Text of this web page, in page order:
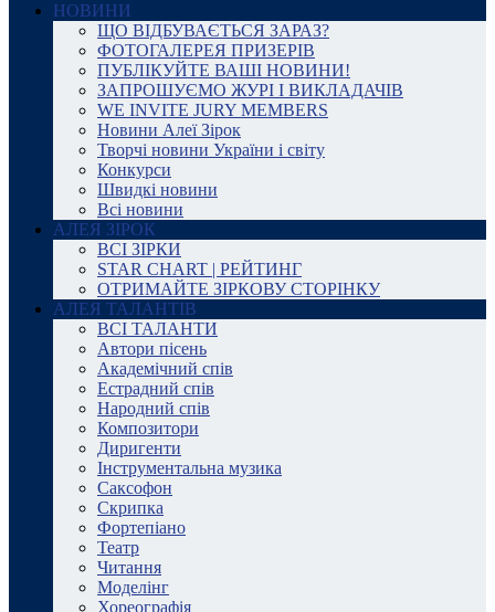
НОВИНИ
ЩО ВІДБУВАЄТЬСЯ ЗАРАЗ?
ФОТОГАЛЕРЕЯ ПРИЗЕРІВ
ПУБЛІКУЙТЕ ВАШІ НОВИНИ!
ЗАПРОШУЄМО ЖУРІ І ВИКЛАДАЧІВ
WE INVITE JURY MEMBERS
Новини Алеї Зірок
Творчі новини України і світу
Конкурси
Швидкі новини
Всі новини
АЛЕЯ ЗІРОК
ВСІ ЗІРКИ
STAR CHART | РЕЙТИНГ
ОТРИМАЙТЕ ЗІРКОВУ СТОРІНКУ
АЛЕЯ ТАЛАНТІВ
ВСІ ТАЛАНТИ
Автори пісень
Академічний спів
Естрадний спів
Народний спів
Композитори
Диригенти
Інструментальна музика
Саксофон
Скрипка
Фортепіано
Театр
Читання
Моделінг
Хореографія